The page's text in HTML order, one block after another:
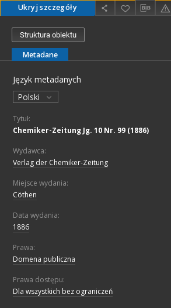
Ukryj szczegóły
Struktura obiektu
Metadane
Język metadanych
Polski
Tytuł:
Chemiker-Zeitung Jg. 10 Nr. 99 (1886)
Wydawca:
Verlag der Chemiker-Zeitung
Miejsce wydania:
Cöthen
Data wydania:
1886
Prawa:
Domena publiczna
Prawa dostępu:
Dla wszystkich bez ograniczeń